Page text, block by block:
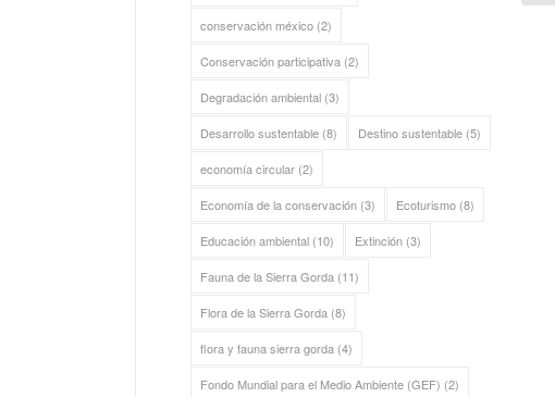
conservación méxico (2)
Conservación participativa (2)
Degradación ambiental (3)
Desarrollo sustentable (8) Destino sustentable (5)
economía circular (2)
Economía de la conservación (3) Ecoturismo (8)
Educación ambiental (10) Extinción (3)
Fauna de la Sierra Gorda (11)
Flora de la Sierra Gorda (8)
flora y fauna sierra gorda (4)
Fondo Mundial para el Medio Ambiente (GEF) (2)